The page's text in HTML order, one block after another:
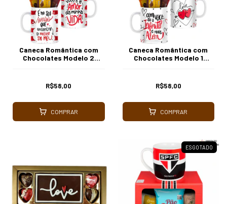
Caneca Romântica com
Chocolates Modelo 2
R$58,00
COMPRAR
Caneca Romântica com
Chocolates Modelo 1
R$58,00
COMPRAR
ESGOTADO